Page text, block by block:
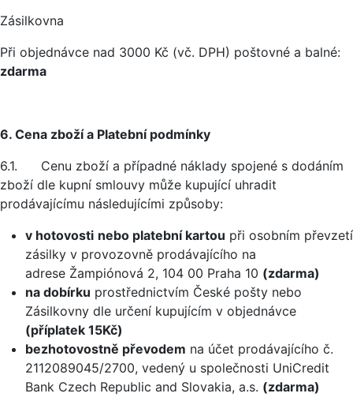
Zásilkovna
Při objednávce nad 3000 Kč (vč. DPH) poštovné a balné:
zdarma
6. Cena zboží a Platební podmínky
6.1. Cenu zboží a případné náklady spojené s dodáním
zboží dle kupní smlouvy může kupující uhradit
prodávajícímu následujícími způsoby:
v hotovosti nebo platební kartou při osobním převzetí
zásilky v provozovně prodávajícího na
adrese Žampiónová 2, 104 00 Praha 10 (zdarma)
na dobírku prostřednictvím České pošty nebo
Zásilkovny dle určení kupujícím v objednávce
(příplatek 15Kč)
bezhotovostně převodem na účet prodávajícího č.
2112089045/2700, vedený u společnosti UniCredit
Bank Czech Republic and Slovakia, a.s. (zdarma)